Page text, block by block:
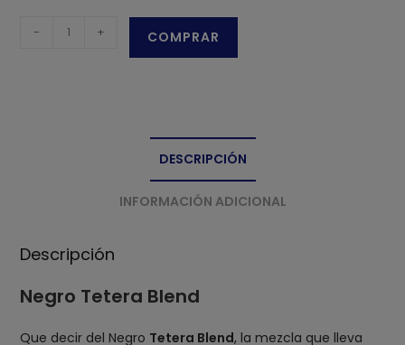
- + COMPRAR
DESCRIPCIÓN
INFORMACIÓN ADICIONAL
Descripción
Negro Tetera Blend
Que decir del Negro Tetera Blend, la mezcla que lleva